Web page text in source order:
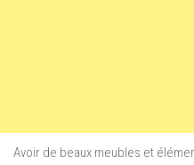
Avoir de beaux meubles et